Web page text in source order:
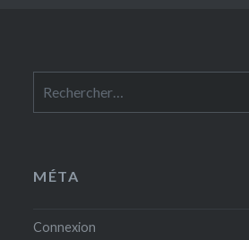
MÉTA
Connexion